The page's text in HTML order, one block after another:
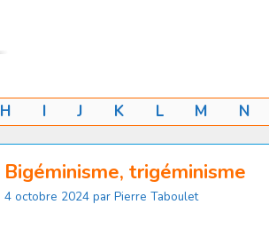
H I J K L M N
Bigéminisme, trigéminisme
4 octobre 2024 par Pierre Taboulet